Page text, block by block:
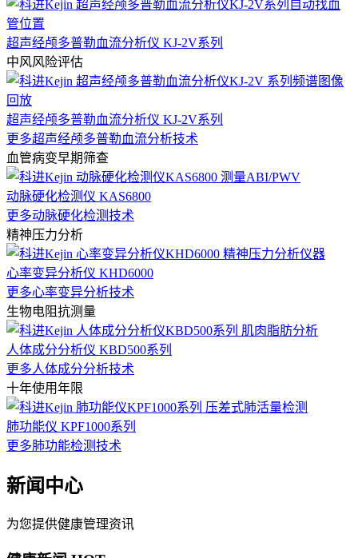
超声经颅多普勒血流分析仪 KJ-2V系列
中风风险评估
超声经颅多普勒血流分析仪 KJ-2V系列
更多超声经颅多普勒血流分析技术
血管病变早期筛查
动脉硬化检测仪 KAS6800
更多动脉硬化检测技术
精神压力分析
心率变异分析仪 KHD6000
更多心率变异分析技术
生物电阻抗测量
人体成分分析仪 KBD500系列
更多人体成分分析技术
十年使用年限
肺功能仪 KPF1000系列
更多肺功能检测技术
新闻中心
为您提供健康管理资讯